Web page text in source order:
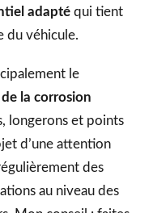
adapté qui tient
du véhicule.
le
la corrosion
longerons et points
d’une attention
des
au niveau des